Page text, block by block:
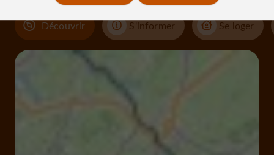
Découvrir S'informer Se loger